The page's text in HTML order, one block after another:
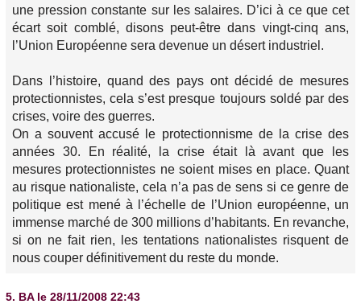
une pression constante sur les salaires. D’ici à ce que cet
écart soit comblé, disons peut-être dans vingt-cinq ans,
l’Union Européenne sera devenue un désert industriel.
Dans l’histoire, quand des pays ont décidé de mesures
protectionnistes, cela s’est presque toujours soldé par des
crises, voire des guerres.
On a souvent accusé le protectionnisme de la crise des
années 30. En réalité, la crise était là avant que les
mesures protectionnistes ne soient mises en place. Quant
au risque nationaliste, cela n’a pas de sens si ce genre de
politique est mené à l’échelle de l’Union européenne, un
immense marché de 300 millions d’habitants. En revanche,
si on ne fait rien, les tentations nationalistes risquent de
nous couper définitivement du reste du monde.
5. BA le 28/11/2008 22:43